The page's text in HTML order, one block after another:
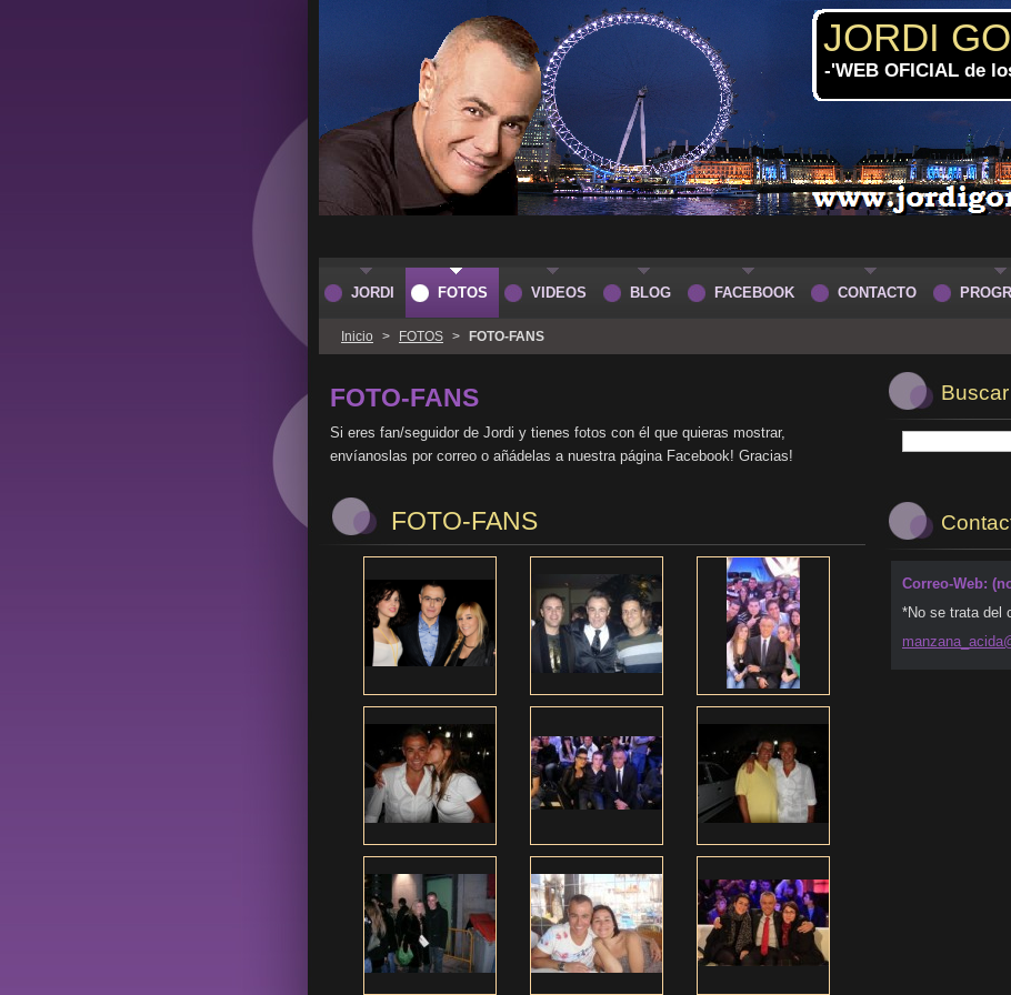
JORDI
-'WEB OFICIAL de
Inicio > FOTOS > FOTO-FANS
FOTO-FANS
Si eres fan/seguidor de Jordi y tienes fotos con él que quieras mostrar,
envíanoslas por correo o añádelas a nuestra página Facebook! Gracias!
FOTO-FANS
Correo-Web:
*No se trata del
manzana_
JORDI FOTOS VIDEOS BLOG FACEBOOK CONTACTO